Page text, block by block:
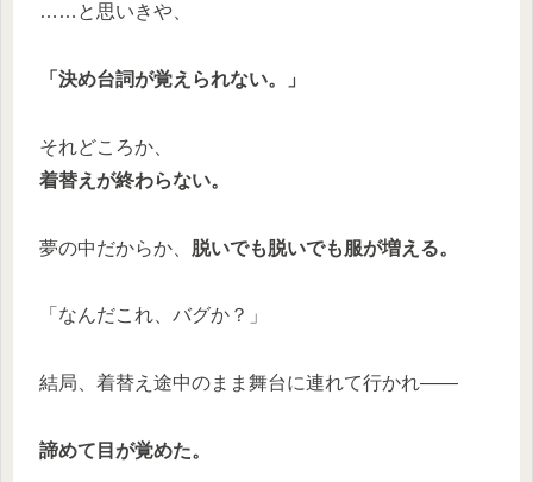
……と思いきや、
「決め台詞が覚えられない。」
それどころか、
着替えが終わらない。
夢の中だからか、 脱いでも脱いでも服が増える。
「なんだこれ、バグか？」
結局、着替え途中のまま舞台に連れて行かれ——
諦めて目が覚めた。